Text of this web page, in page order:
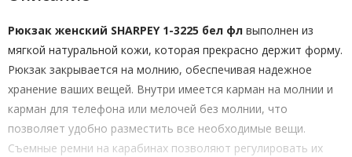
Рюкзак женский SHARPEY 1-3225 бел фл выполнен из
мягкой натуральной кожи, которая прекрасно держит форму.
Рюкзак закрывается на молнию, обеспечивая надежное
хранение ваших вещей. Внутри имеется карман на молнии и
карман для телефона или мелочей без молнии, что
позволяет удобно разместить все необходимые вещи.
Съемные ремни на карабинах позволяют регулировать их